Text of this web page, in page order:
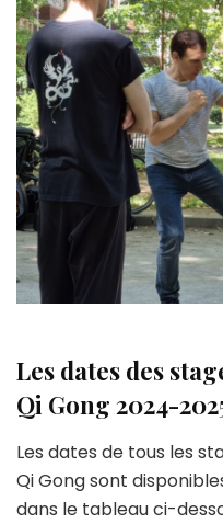
Les dates des
Qi Gong 2024-
Les dates de tous les
Qi Gong sont
dans le tableau ci-